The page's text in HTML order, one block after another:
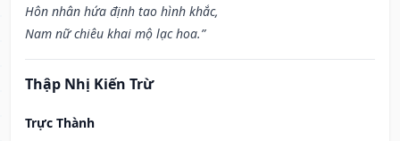
Hôn nhân hứa định tao hình khắc,
Nam nữ chiêu khai mộ lạc hoa.”
Thập Nhị Kiến Trừ
Trực Thành